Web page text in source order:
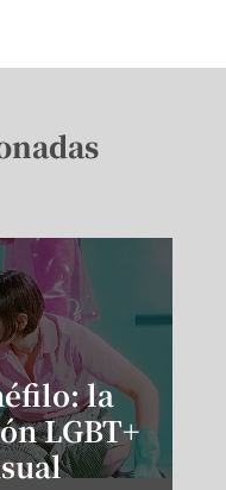
la
LGBT+